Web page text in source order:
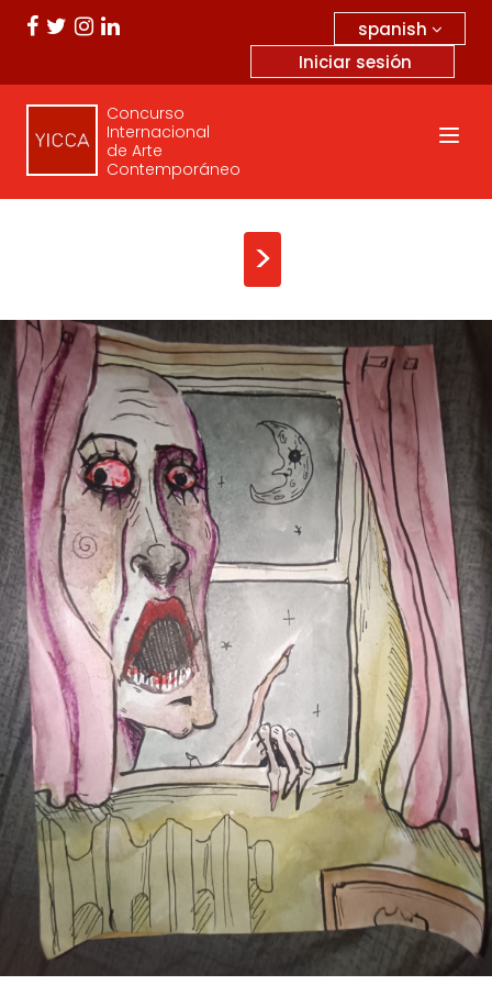
spanish
Iniciar sesión
Concurso
Internacional
de Arte
Contemporáneo
>